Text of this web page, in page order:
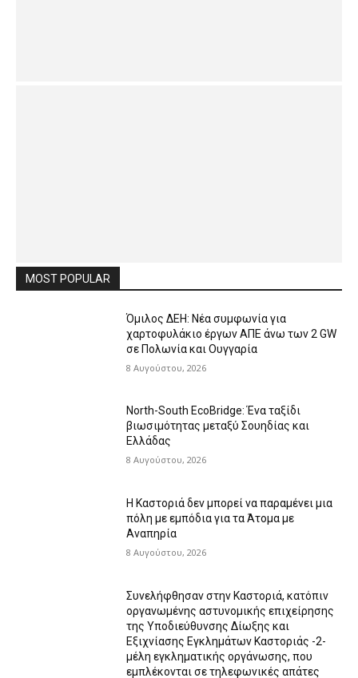
MOST POPULAR
Όμιλος ΔΕΗ: Νέα συμφωνία για
χαρτοφυλάκιο έργων ΑΠΕ άνω των 2 GW
σε Πολωνία και Ουγγαρία
8 Αυγούστου, 2026
North-South EcoBridge: Ένα ταξίδι
βιωσιμότητας μεταξύ Σουηδίας και
Ελλάδας
8 Αυγούστου, 2026
Η Καστοριά δεν μπορεί να παραμένει μια
πόλη με εμπόδια για τα Άτομα με
Αναπηρία
8 Αυγούστου, 2026
Συνελήφθησαν στην Καστοριά, κατόπιν
οργανωμένης αστυνομικής επιχείρησης
της Υποδιεύθυνσης Δίωξης και
Εξιχνίασης Εγκλημάτων Καστοριάς -2-
μέλη εγκληματικής οργάνωσης, που
εμπλέκονται σε τηλεφωνικές απάτες